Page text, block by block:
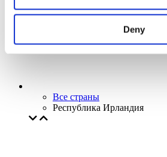
Deny
Все страны
Республика Ирландия